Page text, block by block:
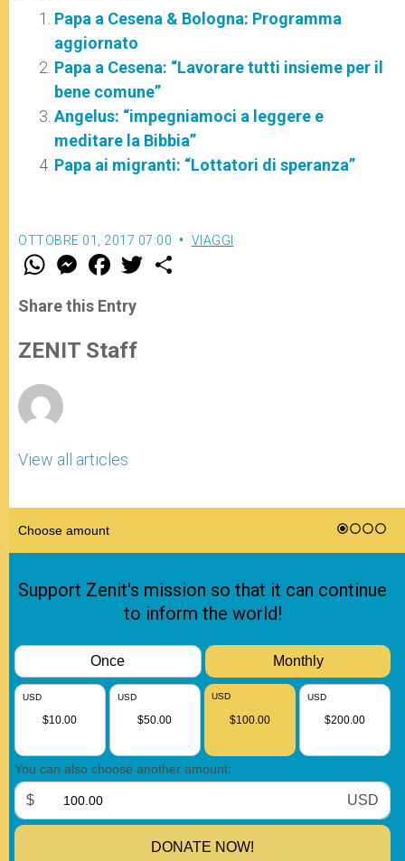
Papa a Cesena & Bologna: Programma
aggiornato
Papa a Cesena: “Lavorare tutti insieme per il
bene comune”
Angelus: “impegniamoci a leggere e
meditare la Bibbia”
Papa ai migranti: “Lottatori di speranza”
OTTOBRE 01, 2017 07:00 VIAGGI
W
t
s
p
p
M
e
s
e
g
e
F
a
e
b
o
k
w
Share this Entry
ZENIT Staff
View all articles